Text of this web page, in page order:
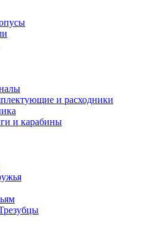
и расходники
и карабины